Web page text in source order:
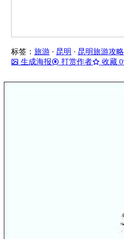
标签： 旅游 · 昆明 · 昆明旅游攻略
生成海报
打赏作者 收藏 0